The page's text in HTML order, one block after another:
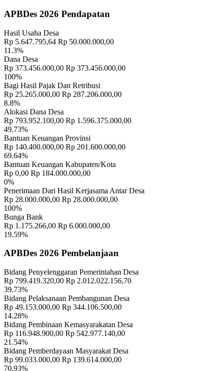
PEMASANGAN INFORMASI PUBLIK REALISASI 2023
15 Maret 2024
Rapat Koordinasi 31 Januari 2020
Berita Duka "Telah Meninggal Sekdes Desa Sulahan"
2021
Desa Membangun Indonesia 23 Juni 2018
Rapat Koprdinasi BKK Subak
"LAPORAN PERTANGGUNGJAWABAN APBDES TAHUN
2020" 02 Maret 2021
Nomor Urut Calon Perbekel Desa Sulahan Ditetapkan
September 2019
APBDes 2026 Pendapatan
Hasil Usaha Desa
Rp 5.647.795,64 Rp 50.000.000,00
11.3%
Dana Desa
Rp 373.456.000,00 Rp 373.456.000,00
100%
Bagi Hasil Pajak Dan Retribusi
Rp 25.265.000,00 Rp 287.206.000,00
8.8%
Alokasi Dana Desa
Rp 793.952.100,00 Rp 1.596.375.000,00
49.73%
Bantuan Keuangan Provinsi
Rp 140.400.000,00 Rp 201.600.000,00
69.64%
Bantuan Keuangan Kabupaten/Kota
Rp 0,00 Rp 184.000.000,00
0%
Penerimaan Dari Hasil Kerjasama Antar Desa
Rp 28.000.000,00 Rp 28.000.000,00
100%
Bunga Bank
Rp 1.175.266,00 Rp 6.000.000,00
19.59%
APBDes 2026 Pembelanjaan
Bidang Penyelenggaran Pemerintahan Desa
Rp 799.419.320,00 Rp 2.012.022.156,70
39.73%
Bidang Pelaksanaan Pembangunan Desa
Rp 49.153.000,00 Rp 344.106.500,00
14.28%
Bidang Pembinaan Kemasyarakatan Desa
Rp 116.948.900,00 Rp 542.977.140,00
21.54%
Bidang Pemberdayaan Masyarakat Desa
Rp 99.033.000,00 Rp 139.614.000,00
70.93%